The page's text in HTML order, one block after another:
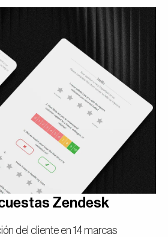
Zendesk
del cliente en 14 marcas